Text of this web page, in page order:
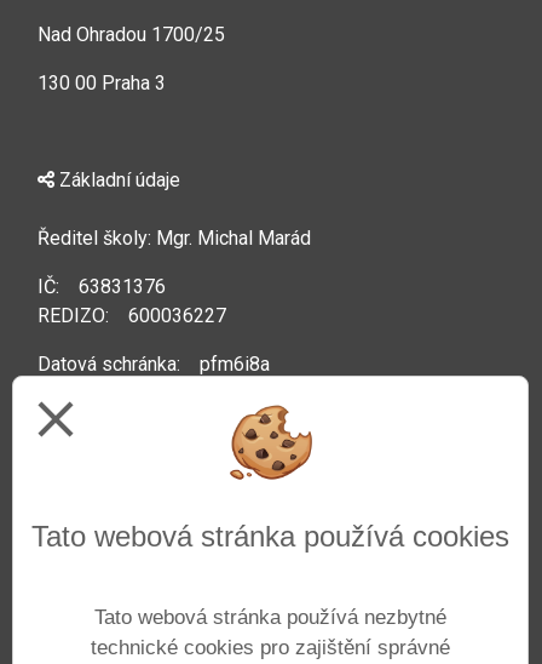
Nad Ohradou 1700/25
130 00 Praha 3
Základní údaje
Ředitel školy: Mgr. Michal Marád
IČ: 63831376
REDIZO: 600036227
Datová schránka: pfm6i8a
Telefon: +420 222 592 044
E-mail: info@zsprazacka.cz
close
Tato webová stránka používá cookies
Tato webová stránka používá nezbytné
technické cookies pro zajištění správné